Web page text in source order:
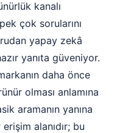
kanalı
çok sorularını
yapay zekâ
yanıta güveniyor.
daha önce
olması anlamına
aramanın yanına
alanıdır; bu